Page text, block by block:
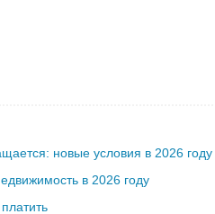
новые условия в 2026 году
в 2026 году